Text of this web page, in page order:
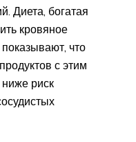
Диета, богатая
кровяное
что
с этим
риск